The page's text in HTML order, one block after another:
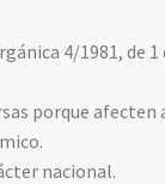
4/1981, de
porque afecten
nacional.